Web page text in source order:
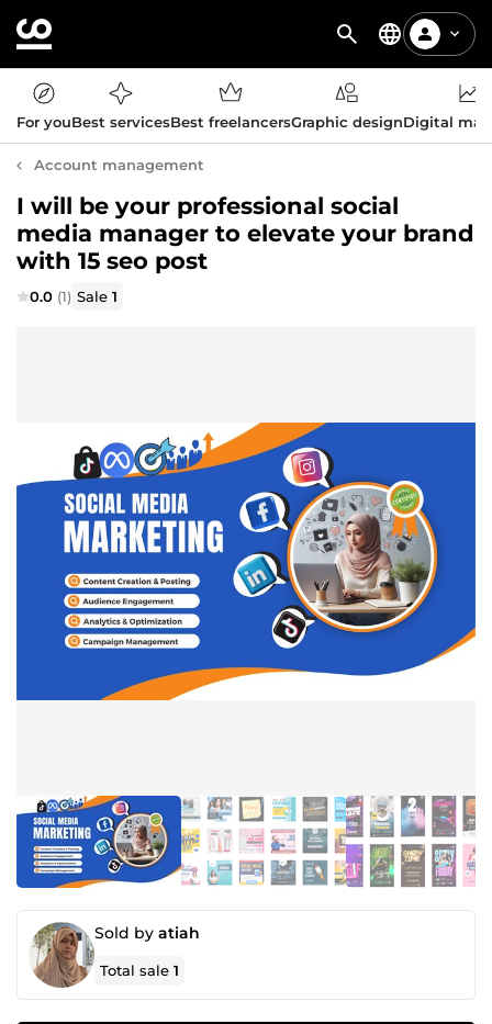
For youBest servicesBest freelancersGraphic designDigital
Account management
I will be your professional social
media manager to elevate your brand
with 15 seo post
0.0 (1) Sale1
Sold by atiah
Total sale1